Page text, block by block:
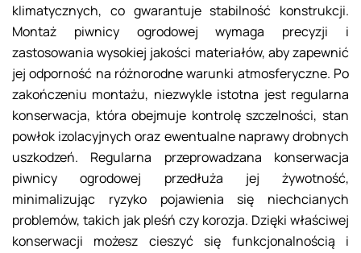
klimatycznych, co gwarantuje stabilność konstrukcji.
Montaż piwnicy ogrodowej wymaga precyzji i
zastosowania wysokiej jakości materiałów, aby zapewnić
jej odporność na różnorodne warunki atmosferyczne. Po
zakończeniu montażu, niezwykle istotna jest regularna
konserwacja, która obejmuje kontrolę szczelności, stan
powłok izolacyjnych oraz ewentualne naprawy drobnych
uszkodzeń. Regularna przeprowadzana konserwacja
piwnicy ogrodowej przedłuża jej żywotność,
minimalizując ryzyko pojawienia się niechcianych
problemów, takich jak pleśń czy korozja. Dzięki właściwej
konserwacji możesz cieszyć się funkcjonalnością i